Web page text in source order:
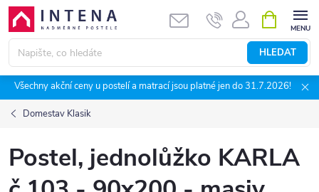
Přejít
obsah
HLEDAT
NÁKUPNÍ
KOŠÍK
Všechny akční ceny u postelí a matrací jsou platné jen do 31.7.2026!
Domestav Klasik
Postel, jednolůžko KARLA